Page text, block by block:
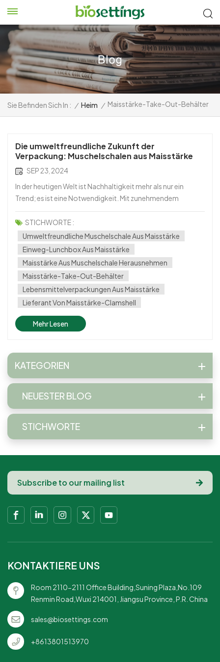
Sie Befinden Sich In : / Heim / Maisstärke-Take-Out-Behälter
Die umweltfreundliche Zukunft der
Verpackung: Muschelschalen aus Maisstärke
SEP 23, 2024
In der heutigen Welt ist Nachhaltigkeit mehr als nur ein
Trend; es ist eine Notwendigkeit. Mit zunehmendem
Umweltbewusstsein setzen viele Branchen auf
umweltfreundliche Alternativen für Alltagsprodukte,
insbesondere bei der Verpackung. Eine innovative Lösung,
die Aufmerksamkeit erregt, ist „Mu...
STICHWORTE :
Umweltfreundliche Muschelschale Aus Maisstärke
Einweg-Lunchbox Aus Maisstärke
Maisstärke Aus Muschelschale Herausnehmen
Maisstärke-Take-Out-Behälter
Lebensmittelverpackungen Aus Maisstärke
Lieferant Von Maisstärke-Clamshell
Mehr Lesen
KATEGORIEN
NEUESTER BLOG
STICHWORTE
KONTAKTIERE UNS
Room 2110-2111 Office Building,Suning Plaza,No.109
Renmin Road,Wuxi 214001, Jiangsu Province, P.R. China
sales@biosettings.com
+8613801513970